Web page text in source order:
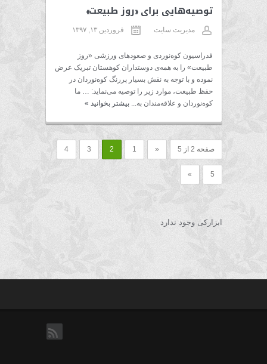
توصیه‌هایی برای «روز طبیعت»
مدیریت سایت فروردین ۱۳, ۱۳۹۷
فدراسیون کوه‌نوردی و صعودهای ورزشی «روز
طبیعت» را به همه‌ی دوستداران کوهستان تبریک عرض
نموده و با توجه به نقش بسیار پررنگ کوه‌نوردان در
حفظ طبیعت، موارد زیر را توصیه می‌نماید: … ما
کوه‌نوردان و علاقه‌مندان به...بیشتر بخوانید »
صفحه 2 از 5 «
1
2
3
4
5
»
ابزارکی وجود ندارد